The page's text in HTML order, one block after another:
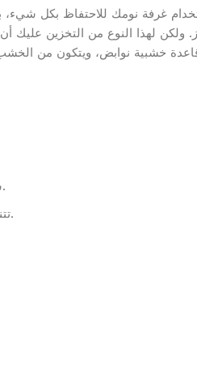
غرفة نومك للاحتفاظ بكل شيء،
ولكن لهذا النوع من التخزين
سيتم تزيين غرفة نومك بالمخمل الفاخر. إنه مريح ورقيق للغاية.
تتناسب الألوان الفضية بشكل جيد مع أثاث وديكورات غرف النوم.